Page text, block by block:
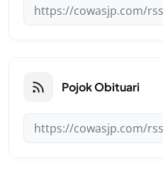
Pojok Obituari